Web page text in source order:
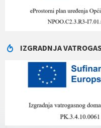
IZGRADNJA